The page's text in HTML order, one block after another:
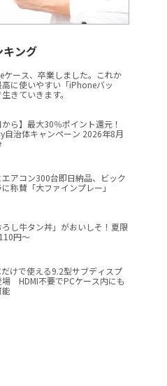
キング
ケース、卒業しました。これか
高に使いやすい「iPhoneバッ
きていきます。
から】最大30％ポイント還元！
自治体キャンペーン 2026年8月
アコン300台即日納品、ビック
称賛「大ファインプレー」
ろし牛タン丼」がおいしそ！夏限
円～
だけで使える9.2型サブディスプ
場 HDMI不要でPCケース内にも